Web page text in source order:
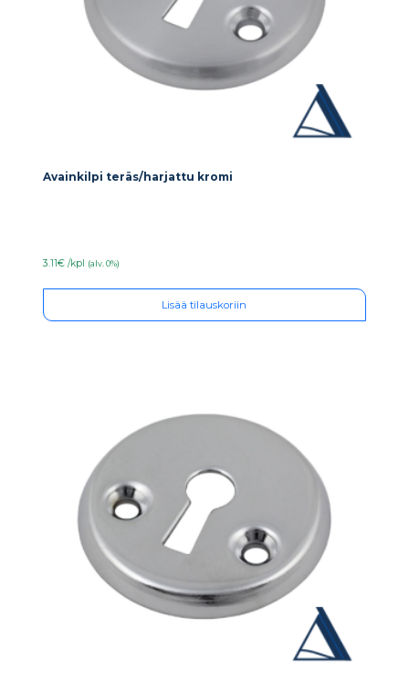
Avainkilpi teräs/harjattu kromi
3.11€ /kpl (alv. 0%)
Lisää tilauskoriin